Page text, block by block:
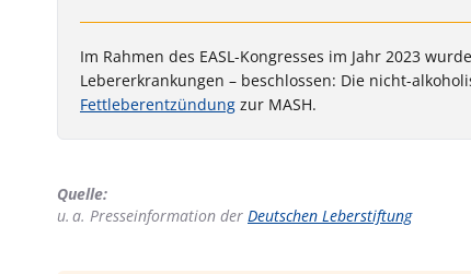
Im Rahmen des EASL-Kongresses im Jahr 2023
Lebererkrankungen – beschlossen: Die nicht-
Fettleberentzündung zur MASH.
Quelle:
u. a. Presseinformation der Deutschen Leberstiftung